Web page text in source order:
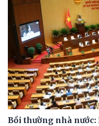
Bồi thường nhà